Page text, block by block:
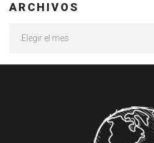
ARCHIVOS